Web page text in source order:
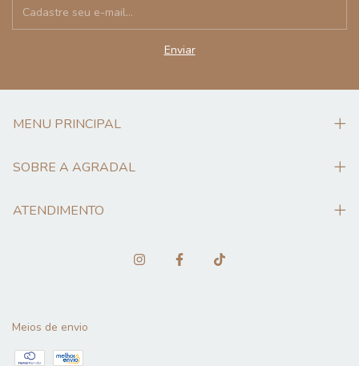
MENU PRINCIPAL
SOBRE A AGRADAL
ATENDIMENTO
Meios de envio